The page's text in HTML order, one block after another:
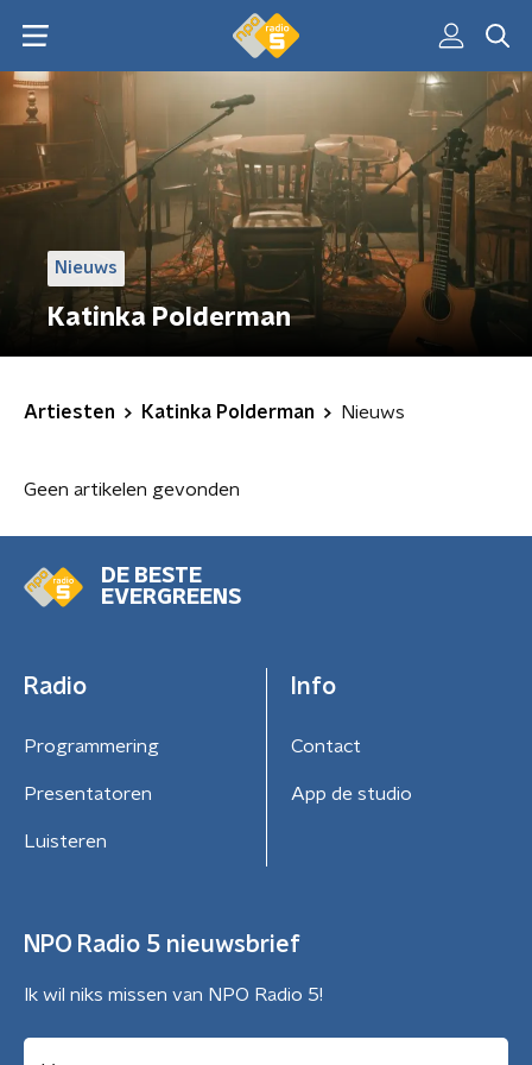
Nieuws
Katinka Polderman
Artiesten Katinka Polderman Nieuws
Geen artikelen gevonden
DE BESTE
EVERGREENS
Radio
Programmering
Presentatoren
Luisteren
Info
Contact
App de studio
NPO Radio 5 nieuwsbrief
Ik wil niks missen van NPO Radio 5!